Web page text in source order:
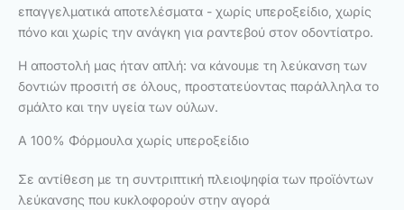
επαγγελματικά αποτελέσματα - χωρίς υπεροξείδιο, χωρίς
πόνο και χωρίς την ανάγκη για ραντεβού στον οδοντίατρο.
Η αποστολή μας ήταν απλή: να κάνουμε τη λεύκανση των
δοντιών προσιτή σε όλους, προστατεύοντας παράλληλα το
σμάλτο και την υγεία των ούλων.
A 100% Φόρμουλα χωρίς υπεροξείδιο
Σε αντίθεση με τη συντριπτική πλειοψηφία των προϊόντων
λεύκανσης που κυκλοφορούν στην αγορά